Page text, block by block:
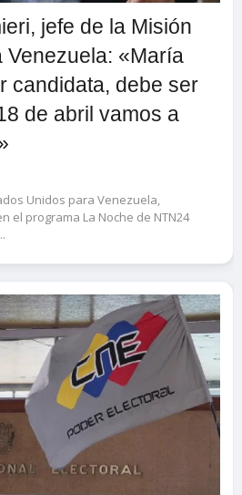
jefe de la Misión
Venezuela: «María
candidata, debe ser
de abril vamos a
Unidos para Venezuela,
el programa La Noche de NTN24